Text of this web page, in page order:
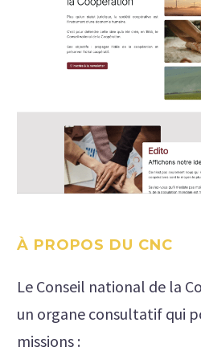
À PROPOS DU CNC
Le Conseil national de la
un organe consultatif qui
missions :